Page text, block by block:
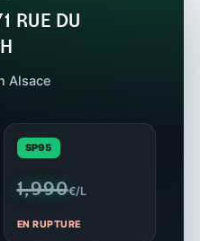
RUE DU
Alsace
SP95
1,990€/L
EN RUPTURE